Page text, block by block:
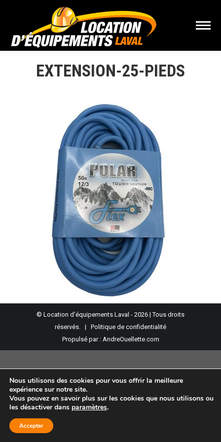
EXTENSION-25-PIEDS
© Location d'équipements Laval - 2026 | Tous droits
réservés. | Politique de confidentialité
Propulsé par : AndreOuellette.com
Nous utilisons des cookies pour vous offrir la meilleure
expérience sur notre site.
Vous pouvez en savoir plus sur les cookies que nous utilisons ou
les désactiver dans paramètres.
Accepter